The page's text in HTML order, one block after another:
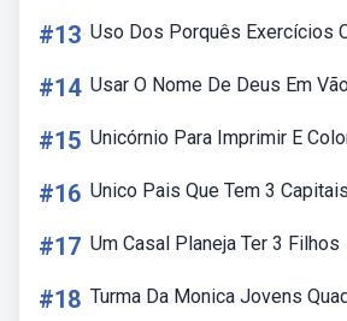
#13 Uso Dos Porquês Exercícios
#14 Usar O Nome De Deus Em
#15 Unicórnio Para Imprimir E
#16 Unico Pais Que Tem 3 Capitais
#17 Um Casal Planeja Ter 3 Filhos
#18 Turma Da Monica Jovens